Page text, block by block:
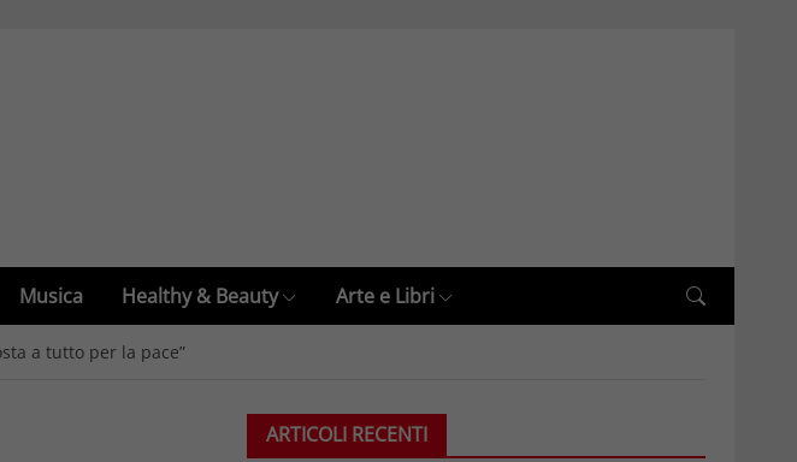
Musica Healthy & Beauty Arte e Libri
a tutto per la pace”
ARTICOLI RECENTI